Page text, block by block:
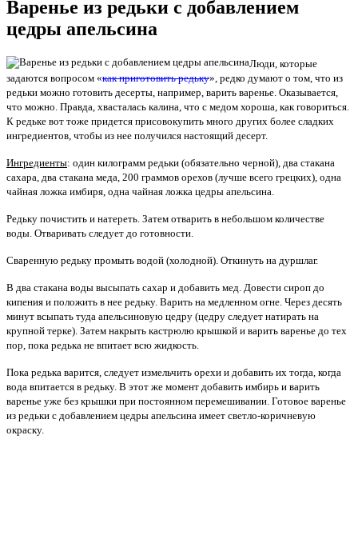
Варенье из редьки с добавлением
цедры апельсина
Люди, которые
задаются вопросом «как приготовить редьку», редко думают о том, что из
редьки можно готовить десерты, например, варить варенье. Оказывается,
что можно. Правда, хвасталась калина, что с медом хороша, как говориться.
К редьке вот тоже придется присовокупить много других более сладких
ингредиентов, чтобы из нее получился настоящий десерт.
Ингредиенты: один килограмм редьки (обязательно черной), два стакана
сахара, два стакана меда, 200 граммов орехов (лучше всего грецких), одна
чайная ложка имбиря, одна чайная ложка цедры апельсина.
Редьку почистить и натереть. Затем отварить в небольшом количестве
воды. Отваривать следует до готовности.
Сваренную редьку промыть водой (холодной). Откинуть на дуршлаг.
В два стакана воды высыпать сахар и добавить мед. Довести сироп до
кипения и положить в нее редьку. Варить на медленном огне. Через десять
минут всыпать туда апельсиновую цедру (цедру следует натирать на
крупной терке). Затем накрыть кастрюлю крышкой и варить варенье до тех
пор, пока редька не впитает всю жидкость.
Пока редька варится, следует измельчить орехи и добавить их тогда, когда
вода впитается в редьку. В этот же момент добавить имбирь и варить
варенье уже без крышки при постоянном перемешивании. Готовое варенье
из редьки с добавлением цедры апельсина имеет светло-коричневую
окраску.